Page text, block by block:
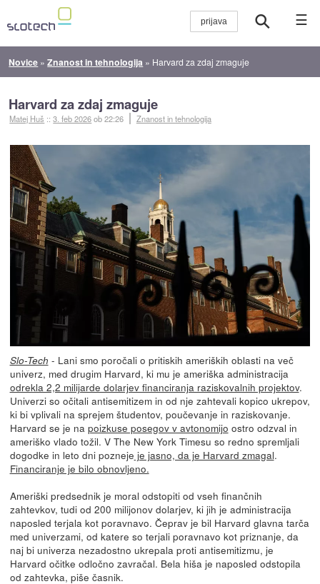
☰
Novice »Znanost in tehnologija » Harvard za zdaj zmaguje
Harvard za zdaj zmaguje
Matej Huš ::3. feb 2026ob 22:26 Znanost in tehnologija
Slo-Tech - Lani smo poročali o pritiskih ameriških oblasti na več
univerz, med drugim Harvard, ki mu je ameriška administracija
odrekla 2,2 milijarde dolarjev financiranja raziskovalnih projektov.
Univerzi so očitali antisemitizem in od nje zahtevali kopico ukrepov,
ki bi vplivali na sprejem študentov, poučevanje in raziskovanje.
Harvard se je na poizkuse posegov v avtonomijo ostro odzval in
ameriško vlado tožil. V The New York Timesu so redno spremljali
dogodke in leto dni pozneje je jasno, da je Harvard zmagal.
Financiranje je bilo obnovljeno.
Ameriški predsednik je moral odstopiti od vseh finančnih
zahtevkov, tudi od 200 milijonov dolarjev, ki jih je administracija
naposled terjala kot poravnavo. Čeprav je bil Harvard glavna tarča
med univerzami, od katere so terjali poravnavo kot priznanje, da
naj bi univerza nezadostno ukrepala proti antisemitizmu, je
Harvard očitke odločno zavračal. Bela hiša je naposled odstopila
od zahtevka, piše časnik.